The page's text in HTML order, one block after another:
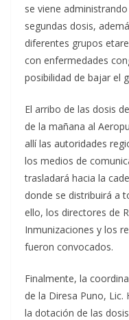
se viene
segundas dosis,
diferentes grupos
con enfermedades
posibilidad de bajar el
El arribo de las dosis
de la mañana al
allí las autoridades
los medios de
trasladará hacia la
donde se distribuirá a
ello, los directores de
Inmunizaciones y los
fueron convocados.
Finalmente, la
de la Diresa Puno, Lic.
la dotación de las